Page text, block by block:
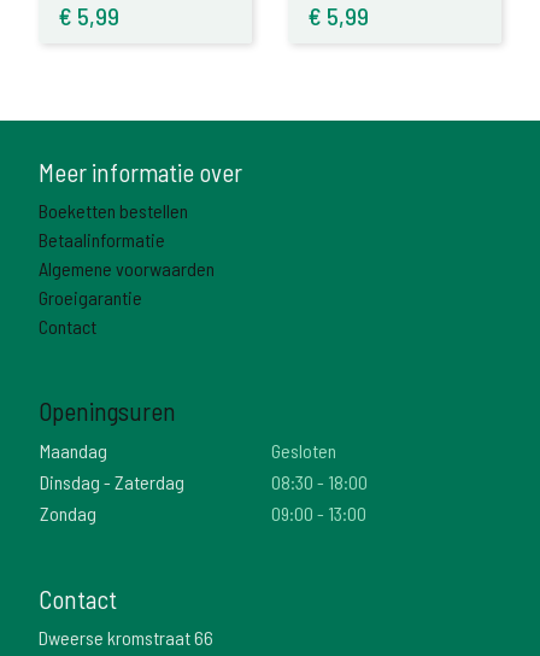
€ 5,99 € 5,99
Meer informatie over
Boeketten bestellen
Betaalinformatie
Algemene voorwaarden
Groeigarantie
Contact
Openingsuren
Maandag
Gesloten
Dinsdag - Zaterdag
08:30 - 18:00
Zondag
09:00 - 13:00
Contact
Dweerse kromstraat 66